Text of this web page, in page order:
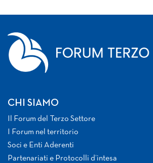
CHI SIAMO
Il Forum del Terzo Settore
I Forum nel territorio
Soci e Enti Aderenti
Partenariati e Protocolli d’intesa